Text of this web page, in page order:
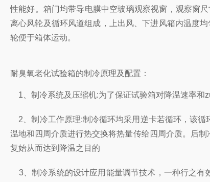
性能好。箱门均带导电膜中空玻璃观察视窗，观察窗
离心风轮及循环风道组成，上出风、下进风箱内温度
轮便于箱体运动。
耐臭氧老化试验箱的制冷原理及配置：
1、制冷系统及压缩机:为了保证试验箱对降温速率和
2、制冷工作原理:制冷循环均采用逆卡若循环，该循
温地和四周介质进行热交换将热量传给四周介质。后
复始从而达到降温之目的
3、制冷系统的设计应用能量调节技术，一种行之有